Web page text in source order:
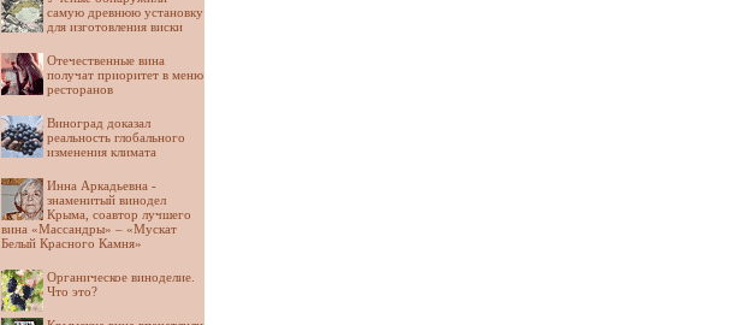
самую древнюю установку
для изготовления виски
Отечественные вина
получат приоритет в меню
ресторанов
Виноград доказал
реальность глобального
изменения климата
Инна Аркадьевна -
знаменитый винодел
Крыма, соавтор лучшего
вина «Массандры» – «Мускат
Белый Красного Камня»
Органическое виноделие.
Что это?